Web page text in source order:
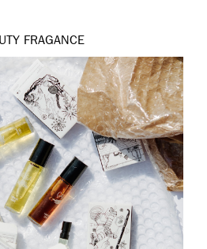
FRAGANCE